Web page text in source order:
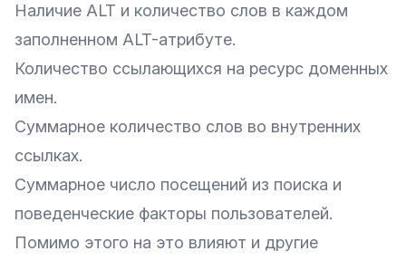
Наличие ALT и количество слов в каждом
заполненном ALT-атрибуте.
Количество ссылающихся на ресурс доменных
имен.
Суммарное количество слов во внутренних
ссылках.
Суммарное число посещений из поиска и
поведенческие факторы пользователей.
Помимо этого на это влияют и другие